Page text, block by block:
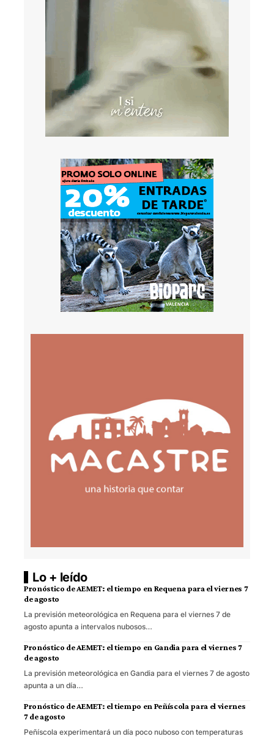
Lo + leído
Pronóstico de AEMET: el tiempo en Requena para el viernes 7
de agosto
La previsión meteorológica en Requena para el viernes 7 de
agosto apunta a intervalos nubosos…
Pronóstico de AEMET: el tiempo en Gandia para el viernes 7
de agosto
La previsión meteorológica en Gandia para el viernes 7 de agosto
apunta a un día…
Pronóstico de AEMET: el tiempo en Peñíscola para el viernes
7 de agosto
Peñíscola experimentará un día poco nuboso con temperaturas